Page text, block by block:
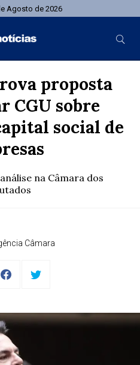
Agosto de 2026
proposta
CGU sobre
social de
na Câmara dos
Câmara